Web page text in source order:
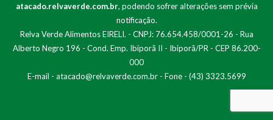
atacado.relvaverde.com.br, podendo sofrer alterações sem prévia
notificação.
Relva Verde Alimentos EIRELI. - CNPJ: 76.654.458/0001-26 - Rua
Alberto Negro 196 - Cond. Emp. Ibiporã II - Ibiporã/PR - CEP 86.200-
000
E-mail - atacado@relvaverde.com.br- Fone - (43) 3323.5699